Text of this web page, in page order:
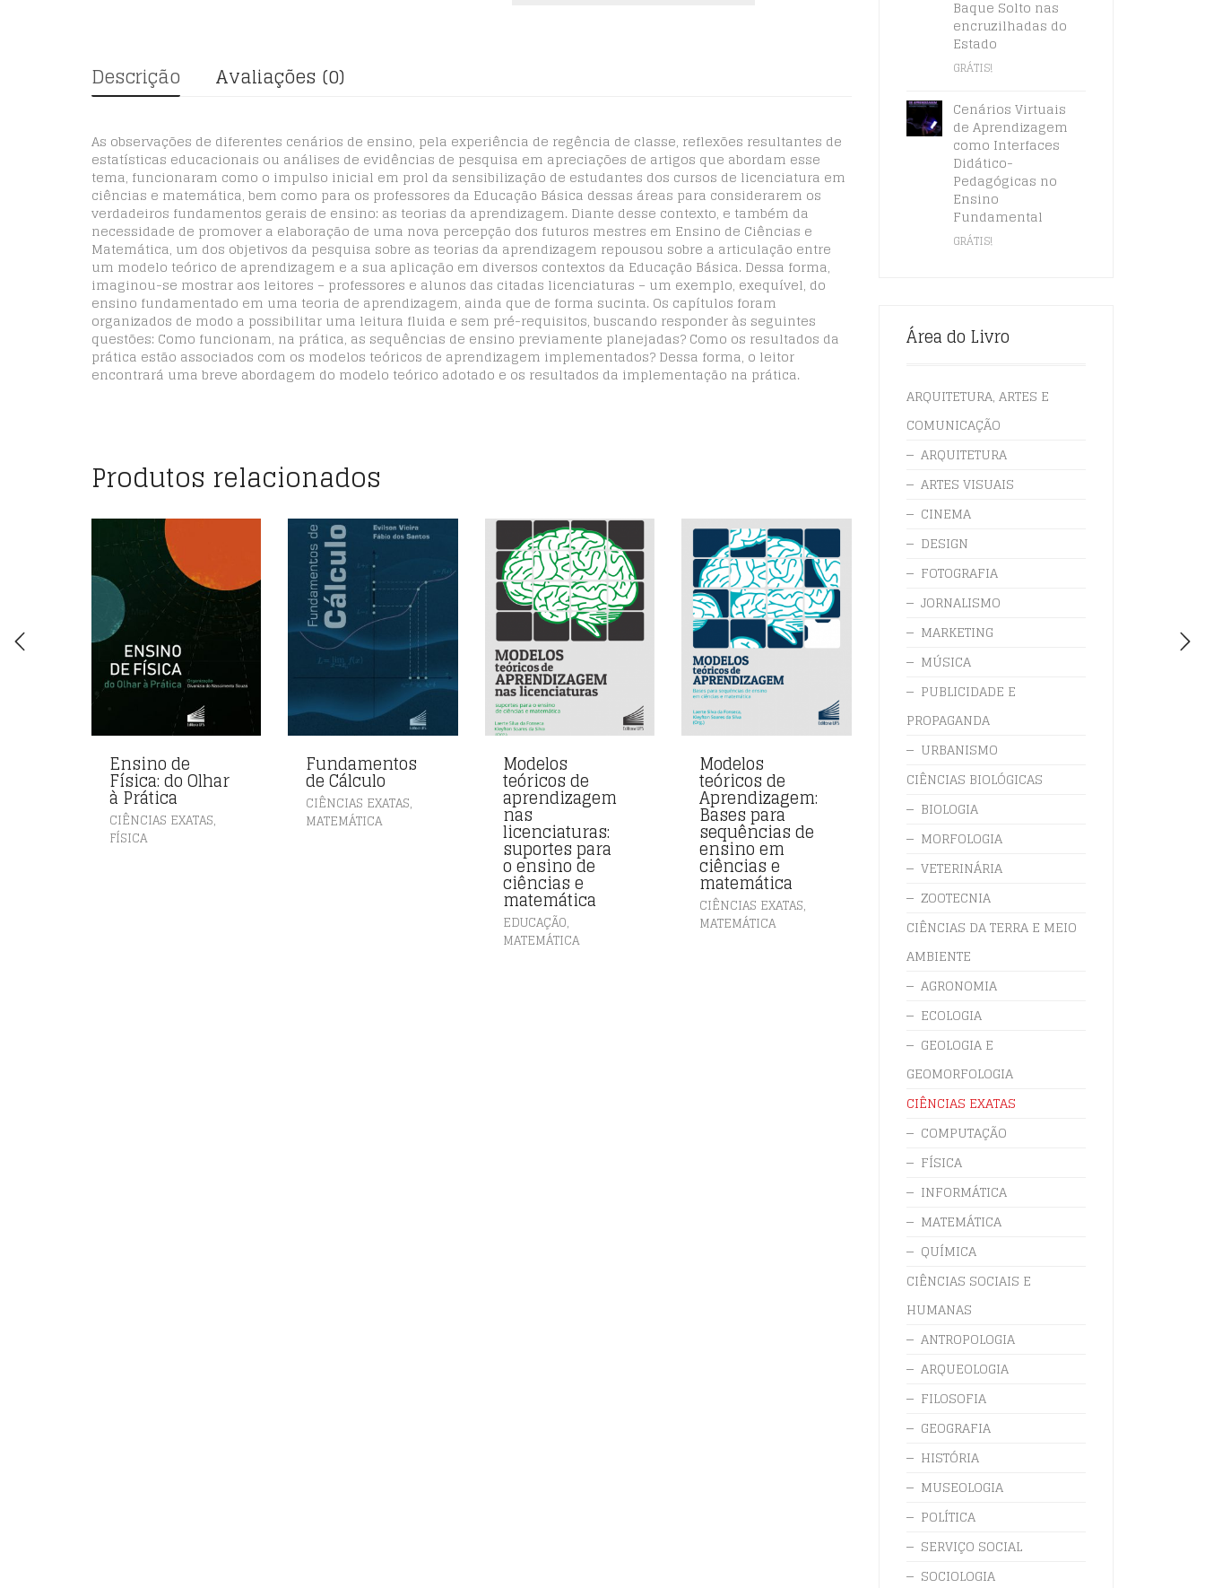
Descrição Avaliações (0)
As observações de diferentes cenários de ensino, pela experiência de regência de classe, reflexões resultantes de
estatísticas educacionais ou análises de evidências de pesquisa em apreciações de artigos que abordam esse
tema, funcionaram como o impulso inicial em prol da sensibilização de estudantes dos cursos de licenciatura em
ciências e matemática, bem como para os professores da Educação Básica dessas áreas para considerarem os
verdadeiros fundamentos gerais de ensino: as teorias da aprendizagem. Diante desse contexto, e também da
necessidade de promover a elaboração de uma nova percepção dos futuros mestres em Ensino de Ciências e
Matemática, um dos objetivos da pesquisa sobre as teorias da aprendizagem repousou sobre a articulação entre
um modelo teórico de aprendizagem e a sua aplicação em diversos contextos da Educação Básica. Dessa forma,
imaginou-se mostrar aos leitores – professores e alunos das citadas licenciaturas – um exemplo, exequível, do
ensino fundamentado em uma teoria de aprendizagem, ainda que de forma sucinta. Os capítulos foram
organizados de modo a possibilitar uma leitura fluida e sem pré-requisitos, buscando responder às seguintes
questões: Como funcionam, na prática, as sequências de ensino previamente planejadas? Como os resultados da
prática estão associados com os modelos teóricos de aprendizagem implementados? Dessa forma, o leitor
encontrará uma breve abordagem do modelo teórico adotado e os resultados da implementação na prática.
Produtos relacionados
Ensino de
Física: do Olhar
à Prática
CIÊNCIAS EXATAS,
FÍSICA
Fundamentos
de Cálculo
CIÊNCIAS EXATAS,
MATEMÁTICA
Modelos
teóricos de
aprendizagem
nas
licenciaturas:
suportes para
o ensino de
ciências e
matemática
EDUCAÇÃO,
MATEMÁTICA
Modelos
teóricos de
Aprendizagem:
Bases para
sequências de
ensino em
ciências e
matemática
CIÊNCIAS EXATAS,
MATEMÁTICA
Baque Solto nas
encruzilhadas do
Estado
GRÁTIS!
Cenários Virtuais
de Aprendizagem
como Interfaces
Didático-
Pedagógicas no
Ensino
Fundamental
GRÁTIS!
Área do Livro
ARQUITETURA, ARTES E
COMUNICAÇÃO
ARQUITETURA
ARTES VISUAIS
CINEMA
DESIGN
FOTOGRAFIA
JORNALISMO
MARKETING
MÚSICA
PUBLICIDADE E
PROPAGANDA
URBANISMO
CIÊNCIAS BIOLÓGICAS
BIOLOGIA
MORFOLOGIA
VETERINÁRIA
ZOOTECNIA
CIÊNCIAS DA TERRA E MEIO
AMBIENTE
AGRONOMIA
ECOLOGIA
GEOLOGIA E
GEOMORFOLOGIA
CIÊNCIAS EXATAS
COMPUTAÇÃO
FÍSICA
INFORMÁTICA
MATEMÁTICA
QUÍMICA
CIÊNCIAS SOCIAIS E
HUMANAS
ANTROPOLOGIA
ARQUEOLOGIA
FILOSOFIA
GEOGRAFIA
HISTÓRIA
MUSEOLOGIA
POLÍTICA
SERVIÇO SOCIAL
SOCIOLOGIA